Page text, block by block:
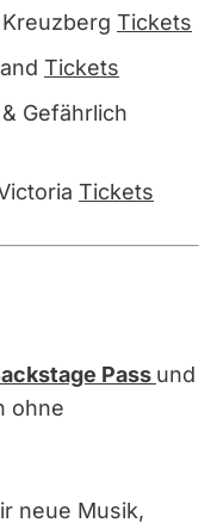
Tickets
Tickets
Gefährlich
Tickets
Pass und
ohne
neue Musik,